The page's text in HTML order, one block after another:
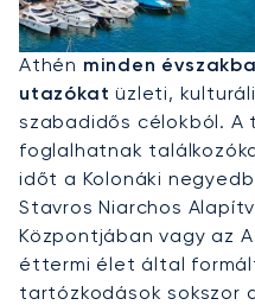
Privát Jet
Athén minden
utazókat üzleti,
szabadidős célokból. A
foglalhatnak
időt a Kolonáki
Stavros Niarchos
Központjában vagy az
éttermi élet által
tartózkodások sokszor